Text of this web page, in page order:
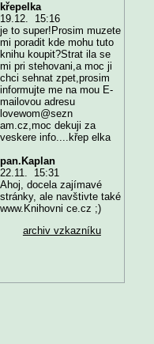
křepelka
19.12. 15:16
je to super!Prosim muzete
mi poradit kde mohu tuto
knihu koupit?Strat ila se
mi pri stehovani,a moc ji
chci sehnat zpet,prosim
informujte me na mou E-
mailovou adresu
lovewom@sezn
am.cz,moc dekuji za
veskere info....křep elka
pan.Kaplan
22.11. 15:31
Ahoj, docela zajímavé
stránky, ale navštivte také
www.Knihovni ce.cz ;)
archiv vzkazníku